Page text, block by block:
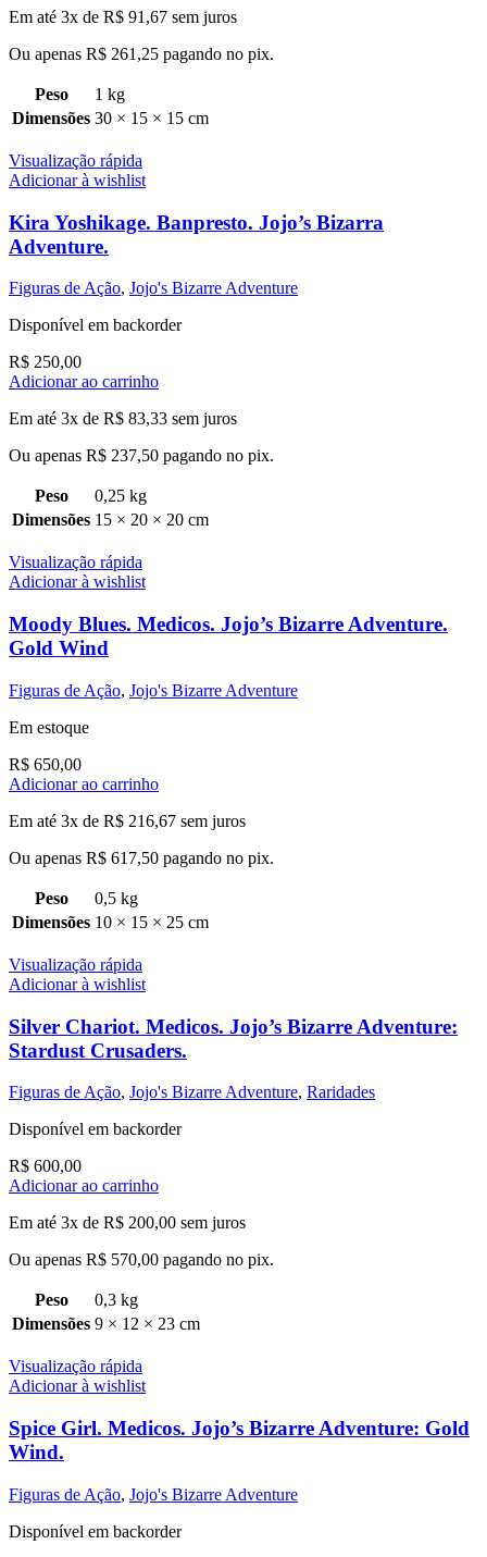
Em até 3x de R$ 91,67 sem juros
Ou apenas R$ 261,25 pagando no pix.
Peso
1 kg
Dimensões 30 × 15 × 15 cm
Visualização rápida
Adicionar à wishlist
Kira Yoshikage. Banpresto. Jojo’s Bizarra
Adventure.
Figuras de Ação, Jojo's Bizarre Adventure
Disponível em backorder
R$ 250,00
Adicionar ao carrinho
Em até 3x de R$ 83,33 sem juros
Ou apenas R$ 237,50 pagando no pix.
Peso
0,25 kg
Dimensões 15 × 20 × 20 cm
Visualização rápida
Adicionar à wishlist
Moody Blues. Medicos. Jojo’s Bizarre Adventure.
Gold Wind
Figuras de Ação, Jojo's Bizarre Adventure
Em estoque
R$ 650,00
Adicionar ao carrinho
Em até 3x de R$ 216,67 sem juros
Ou apenas R$ 617,50 pagando no pix.
Peso
0,5 kg
Dimensões 10 × 15 × 25 cm
Visualização rápida
Adicionar à wishlist
Silver Chariot. Medicos. Jojo’s Bizarre Adventure:
Stardust Crusaders.
Figuras de Ação, Jojo's Bizarre Adventure, Raridades
Disponível em backorder
R$ 600,00
Adicionar ao carrinho
Em até 3x de R$ 200,00 sem juros
Ou apenas R$ 570,00 pagando no pix.
Peso
0,3 kg
Dimensões 9 × 12 × 23 cm
Visualização rápida
Adicionar à wishlist
Spice Girl. Medicos. Jojo’s Bizarre Adventure: Gold
Wind.
Figuras de Ação, Jojo's Bizarre Adventure
Disponível em backorder